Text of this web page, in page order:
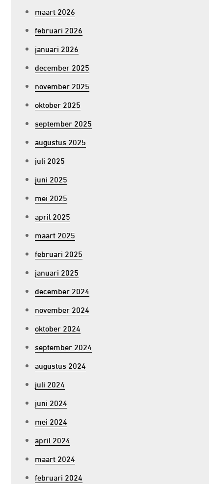
maart 2026
februari 2026
januari 2026
december 2025
november 2025
oktober 2025
september 2025
augustus 2025
juli 2025
juni 2025
mei 2025
april 2025
maart 2025
februari 2025
januari 2025
december 2024
november 2024
oktober 2024
september 2024
augustus 2024
juli 2024
juni 2024
mei 2024
april 2024
maart 2024
februari 2024